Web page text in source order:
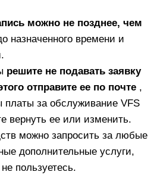
можно не позднее, чем
назначенного времени и
решите не подавать заявку
отправите ее по почте ,
платы за обслуживание VFS
вернуть ее или изменить.
можно запросить за любые
дополнительные услуги,
пользуетесь.